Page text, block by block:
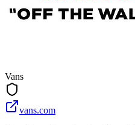
Vans
vans.com